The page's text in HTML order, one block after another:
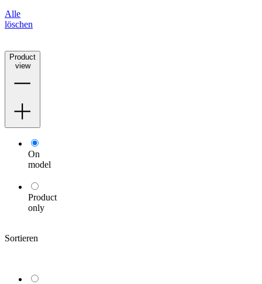
Alle
löschen
Product
view
On
model
Product
only
Sortieren